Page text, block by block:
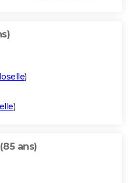
)
)
(85 ans)